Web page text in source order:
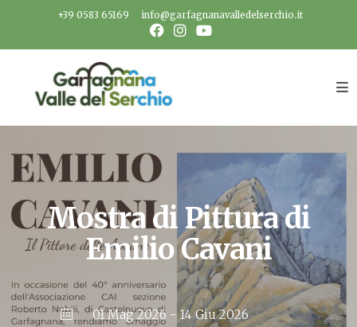
+39 0583 65169 info@garfagnanavalledelserchio.it
Mostra di Pittura di
Emilio Cavani
01 Mag 2026 - 14 Giu 2026